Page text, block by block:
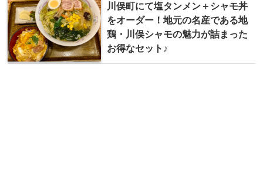
川俣町にて塩タンメン＋シャモ丼
をオーダー！地元の名産である地
鶏・川俣シャモの魅力が詰まった
お得なセット♪